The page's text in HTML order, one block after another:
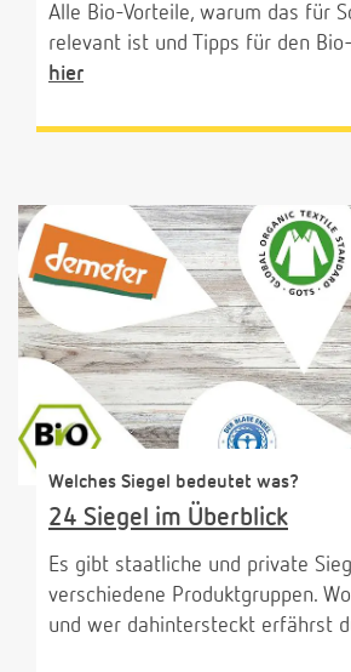
Alle Bio-Vorteile, warum das für
relevant ist und Tipps für den
hier
Welches Siegel bedeutet was?
24 Siegel im Überblick
Es gibt staatliche und private
verschiedene Produktgruppen.
und wer dahintersteckt erfährst